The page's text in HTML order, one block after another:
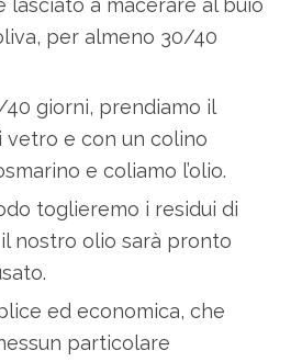
lasciato a macerare al buio
per almeno 30/40
40 giorni, prendiamo il
vetro e con un colino
e coliamo l’olio.
toglieremo i residui di
nostro olio sarà pronto
ed economica, che
particolare